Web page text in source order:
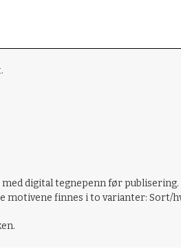
digital tegnepenn før
motivene finnes i to varianter: Sort/